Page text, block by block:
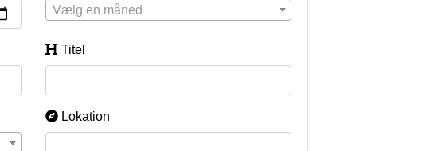
Vælg en måned
Titel
Lokation